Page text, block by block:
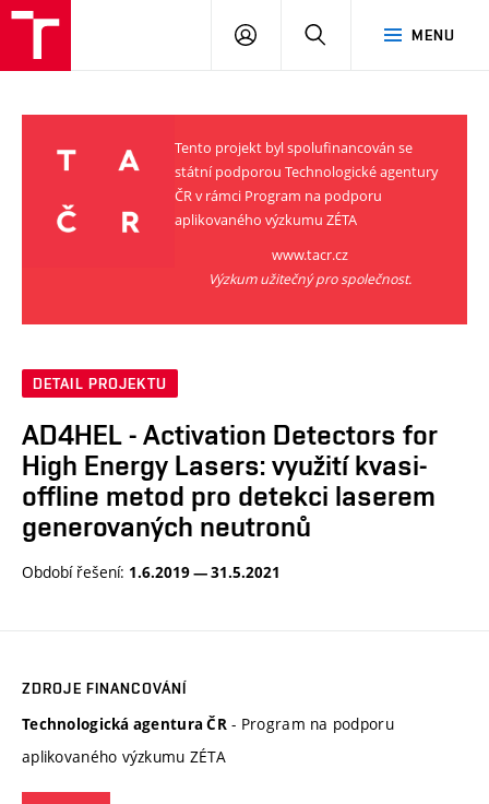
MENU
PŘIHLÁSIT
Tento projekt byl spolufinancován se
státní podporou Technologické agentury
ČR v rámci Program na podporu
aplikovaného výzkumu ZÉTA
www.tacr.cz
Výzkum užitečný pro společnost.
DETAIL PROJEKTU
AD4HEL - Activation Detectors for
High Energy Lasers: využití kvasi-
offline metod pro detekci laserem
generovaných neutronů
Období řešení: 1.6.2019 — 31.5.2021
ZDROJE FINANCOVÁNÍ
Technologická agentura ČR - Program na podporu
aplikovaného výzkumu ZÉTA